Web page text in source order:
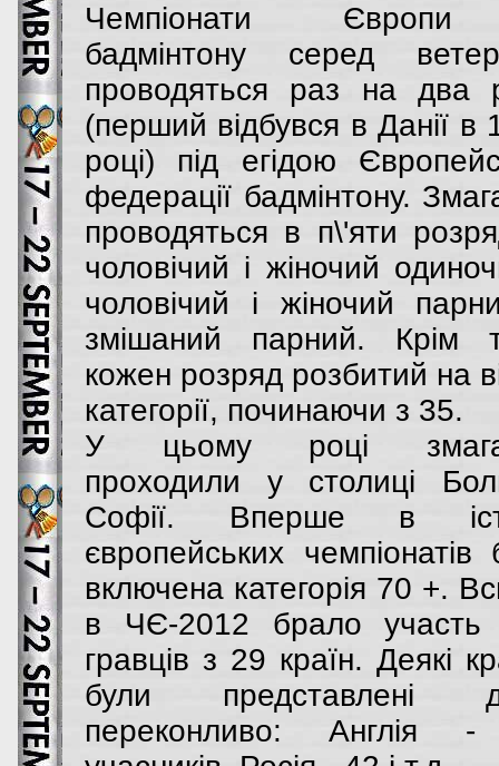
Чемпіонати
бадмінтону серед
проводяться раз на два
(перший відбувся в Данії в
році) під егідою
федерації бадмінтону.
проводяться в п\'яти
чоловічий і жіночий
чоловічий і жіночий
змішаний парний. Крім
кожен розряд розбитий на
категорії, починаючи з 35.
У цьому році
проходили у столиці
Софії. Вперше в
європейських чемпіонатів
включена категорія 70 +.
в ЧЄ-2012 брало участь
гравців з 29 країн. Деякі
були представлені
переконливо: Англія